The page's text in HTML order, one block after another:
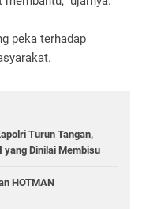
peka terhadap
Turun Tangan,
yang Dinilai Membisu
HOTMAN